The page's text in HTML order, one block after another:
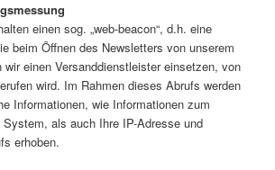
einen sog. „web-beacon“, d.h. eine
beim Öffnen des Newsletters von unserem
wir einen Versanddienstleister einsetzen, von
wird. Im Rahmen dieses Abrufs werden
Informationen, wie Informationen zum
System, als auch Ihre IP-Adresse und
erhoben.